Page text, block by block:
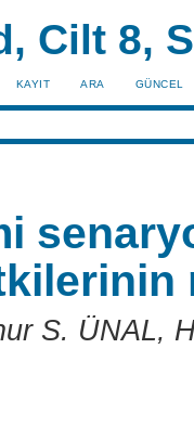
Cilt 8,
KAYIT ARA GÜNCEL
S. ÜNAL,